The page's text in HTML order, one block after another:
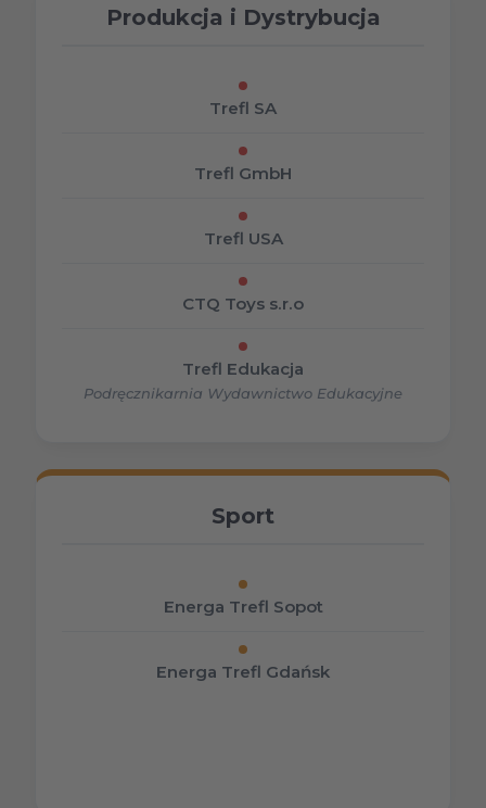
Produkcja i Dystrybucja
Trefl SA
Trefl GmbH
Trefl USA
CTQ Toys s.r.o
Trefl Edukacja
Podręcznikarnia Wydawnictwo Edukacyjne
Sport
Energa Trefl Sopot
Energa Trefl Gdańsk